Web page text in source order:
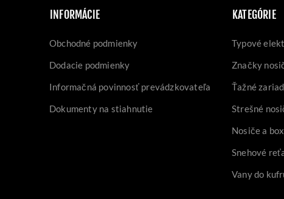
INFORMÁCIE
Obchodné podmienky
Dodacie podmienky
Informačná povinnosť prevádzkovateľa
Dokumenty na stiahnutie
KATEGÓRIE
Typové
Značky
Ťažné
Strešné
Nosiče a
Snehové
Vany do